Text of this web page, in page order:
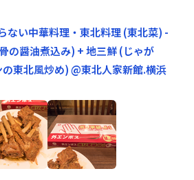
ない中華料理・東北料理 (東北菜) -
の醤油煮込み) + 地三鮮 (じゃが
東北風炒め) @東北人家新館.横浜